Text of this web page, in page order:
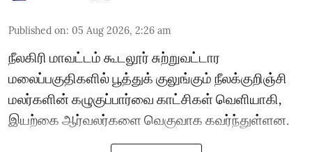
Published on: 05 Aug 2026, 2:26 am
நீலகிரி மாவட்டம் கூடலூர் சுற்றுவட்டார
மலைப்பகுதிகளில் பூத்துக் குலுங்கும் நீலக்குறிஞ்சி
மலர்களின் கழுகுப்பார்வை காட்சிகள் வெளியாகி,
இயற்கை ஆர்வலர்களை வெகுவாக கவர்ந்துள்ளன.